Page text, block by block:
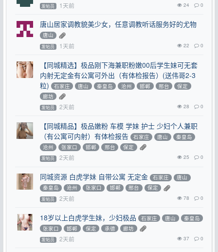
发帖员 1天前 24 0
唐山居家调教貌美少女，任意调教听话服务好的尤物
唐山
发帖员 1天前 22 0
【同城精选】极品刚下海兼职粉嫩00后学生妹可无套
内射无定金有公寓可外出（有体检报告）(送伟哥2-3
粒)
石家庄 唐山 秦皇岛 沧州 邯郸 邢台
保定
廊坊
发帖员 2天前 28 0
【同城精品】极品嫩粉 车模 学妹 护士 少妇个人兼职
（有公寓可内射）有体检报告
石家庄 唐山
秦皇岛
沧州
张家口 邯郸 邢台 保定
发帖员 2天前 25 0
同城资源 白虎学妹 自带公寓 无定金 石家庄
唐山
秦皇岛
沧州 张家口 邯郸 邢台 保定
发帖员 2天前 78 0
18岁以上白虎学生妹，少妇极品 石家庄 唐山
秦皇岛
张家口
邯郸 保定 承德 廊坊
发帖员 2天前 37 0